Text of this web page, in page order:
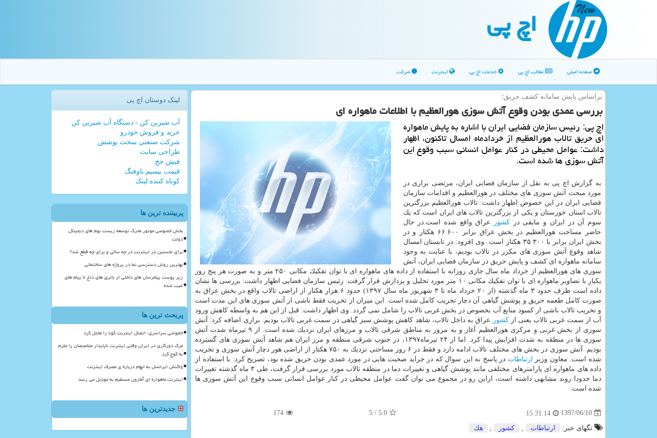
اچ پی
صفحه اصلی مطالب اچ پی خدمات اچ پی اینترنت شرکت
براساس پایش سامانه كشف حریق؛
بررسی عمدی بودن وقوع آتش سوزی هورالعظیم با اطلاعات ماهواره ای
اچ پی: رئیس سازمان فضایی ایران با اشاره به پایش ماهواره
ای حریق تالاب هورالعظیم از خردادماه امسال تاكنون، اظهار
داشت: عوامل محیطی در كنار عوامل انسانی سبب وقوع این
آتش سوزی ها شده است.
به گزارش اچ پی به نقل از سازمان فضایی ایران، مرتضی براری در
مورد مبحث آتش سوزی های مختلف در هورالعظیم و اقدامات سازمان
فضایی ایران در این خصوص اظهار داشت: تالاب هورالعظیم بزرگترین
تالاب استان خوزستان و یكی از بزرگترین تالاب های ایران است كه یك
سوم آن در ایران و مابقی در كشور
عراق واقع شده است.در حال
حاضر مساحت هورالعظیم در بخش عراق برابر ۶۶.۶۰۰ هكتار و در
بخش ایران برابر با ۳۵.۳۰۰ هكتار است. وی افزود: در تابستان امسال
شاهد وقوع آتش سوزی های مكرر در تالاب بودیم، با عنایت به وجود
سامانه ماهواره ای كشف و پایش حریق در سازمان فضایی ایران، آتش
سوزی های هورالعظیم از خرداد ماه سال جاری روزانه با استفاده از داده های ماهواره ای با توان تفكیك مكانی ۲۵۰ متر و به صورت هر پنج روز
یكبار با تصاویر ماهواره ای با توان تفكیك مكانی ۱۰ متر مورد تحلیل و پردازش قرار گرفت. رئیس سازمان فضایی اظهار داشت: بررسی ها نشان
داده است ظرف حدود ۳ ماه گذشته (از ۲۰ خرداد ماه تا ۳ شهریور ماه سال ۱۳۹۷) حدود ۶ هزار هكتار از اراضی تالاب واقع در بخش عراق به
صورت كامل طعمه حریق و پوشش گیاهی آن دچار تخریب كامل شده است. این میزان از تخریب فقط ناشی از آتش سوزی های این مدت است
و تخریب تالاب ناشی از كمبود منابع آب بخصوص در بخش غربی تالاب را شامل نمی گردد. وی اظهار داشت: قبل از این هم به واسطه كاهش ورود
آب از سمت غربی تالاب یعنی ازكشور
عراق به داخل تالاب، شاهد كاهش پوشش سبز گیاهی در سمت غربی تالاب بودیم. براری اضافه كرد: آتش
سوزی از بخش غربی و مركزی هورالعظیم آغاز و به مرور به مناطق شرقی تالاب و مرزهای ایران نزدیك شده است. از ۹ تیرماه شدت آتش
سوزی ها در منطقه به شدت افزایش پیدا كرد. اما از ۲۴ تیرماه۱۳۹۷، در جنوب شرقی منطقه و مرز ایران هم شاهد آتش سوزی های گسترده
بودیم. آتش سوزی در بخش های مختلف تالاب ادامه دارد و فقط در ۶ روز مساحتی نزدیك به ۷۵۰ هكتار از اراضی هور دچار آتش سوزی و تخریب
شده است. معاون وزیر
ارتباطات در پاسخ به این سوال كه در جراید صحبت هایی در مورد عمدی بودن حریق شده بود، تصریح كرد: با استفاده از
داده های ماهواره ای پارامترهای مختلفی مانند پوشش گیاهی و تغییرات دما در منطقه تالاب مورد بررسی قرار گرفت، طی ۳ ماه گذشته تغییرات
دما حدودا روند مشابهی داشته است، ازاین رو در مجموع می توان گفت عوامل محیطی در كنار عوامل انسانی سبب وقوع این آتش سوزی ها
شده است.
1397/06/10
15:31:14
5.0
/ 5
174
تگهای خبر: ارتباطات كشور هك
لینک دوستان اچ پی
آب شیرین کن - دستگاه آب شیرین کن
خرید و فروش خودرو
شرکت صنعتی سخت پوشش
طراحی سایت
فیش حج
قیمت بیسیم باوفنگ
کوتاه کننده لینک
پربیننده ترین ها
بخش خصوصی موتور محرک توسعه زیست بوم های دیجیتال
دولت
برای نخستین بار اینترنت در چه سالی و برای چه قطع شد؟
بهترین روش دسترسی نما در پروژه های ساختمانی
زیر پوست پیامرسان های داخلی از باتری های داغ تا پیام های
غیب شده
پربحث ترین ها
خاموشی سراسری، اتصال اینترنت کوبا را مختل کرد
مرگ دورکاری در ایران وقتی اینترنت ناپایدار متخصصان را ملزم
به کوچ کرد
واکنش ایرانسل به ابهام درباره ی مصرف اینترنت
اینترنت ماهواره ای آمازون مستقیم به موبایل می رسد
جدیدترین ها